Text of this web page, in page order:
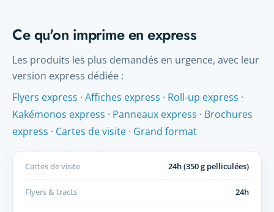
Ce qu'on imprime en express
Les produits les plus demandés en urgence, avec leur
version express dédiée :
Flyers express · Affiches express · Roll-up express ·
Kakémonos express · Panneaux express · Brochures
express · Cartes de visite · Grand format
Cartes de visite 24h (350 g pelliculées)
Flyers & tracts 24h